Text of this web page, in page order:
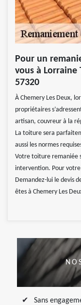
Pour un
vous à Lorraine
57320
À Chemery Les Deux,
propriétaires
artisan, couvreur à la
La toiture sera
aussi les normes
Votre toiture remaniée
intervention. Pour
Demandez-lui le devis
êtes à Chemery Les
Sans